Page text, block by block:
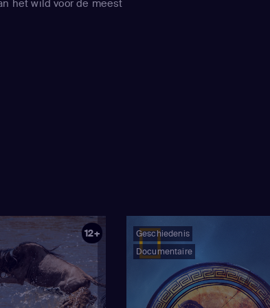
het wild voor de meest
12+
Geschiedenis
Documentaire